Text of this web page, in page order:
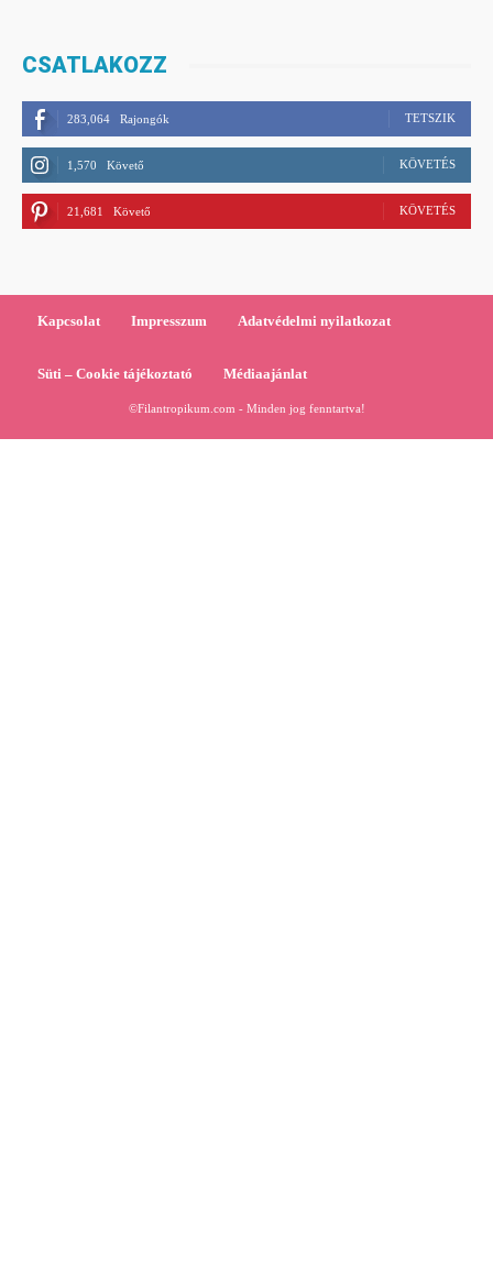
CSATLAKOZZ
283,064 Rajongók TETSZIK
1,570 Követő KÖVETÉS
21,681 Követő KÖVETÉS
Kapcsolat Impresszum Adatvédelmi nyilatkozat
Süti – Cookie tájékoztató Médiaajánlat
©Filantropikum.com - Minden jog fenntartva!